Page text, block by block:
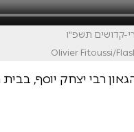
קדושים תשפ"ו
רבי יצחק יוסף,